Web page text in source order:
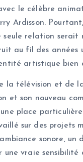
le célèbre
Ardisson.
relation serait
au fil des années
artistique bien
la télévision et de
et son nouveau
place
sur des projets
sonore, un
une vraie sensibilité